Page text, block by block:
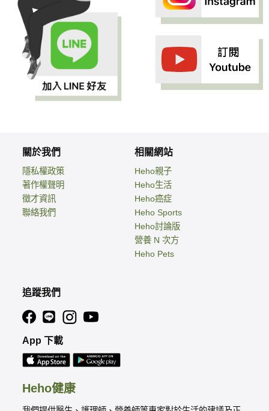
Heho健康
關於我們
隱私權政策
著作權聲明
徵才資訊
聯絡我們
相關網站
Heho親子
Heho生活
Heho癌症
Heho Sports
Heho討論版
營養 N 次方
Heho Pets
追蹤我們
App 下載